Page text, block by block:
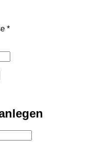
*Erforderlich